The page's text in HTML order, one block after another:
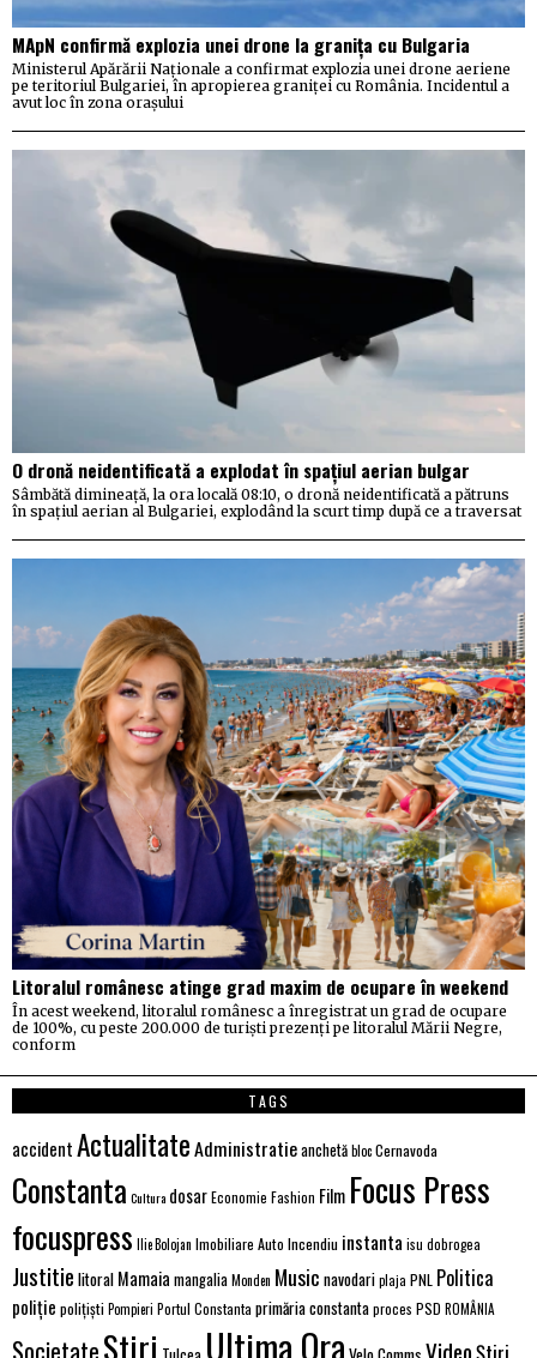
MApN confirmă explozia unei drone la granița cu Bulgaria
Ministerul Apărării Naționale a confirmat explozia unei drone aeriene
pe teritoriul Bulgariei, în apropierea graniței cu România. Incidentul a
avut loc în zona orașului
O dronă neidentificată a explodat în spațiul aerian bulgar
Sâmbătă dimineață, la ora locală 08:10, o dronă neidentificată a pătruns
în spațiul aerian al Bulgariei, explodând la scurt timp după ce a traversat
Litoralul românesc atinge grad maxim de ocupare în weekend
În acest weekend, litoralul românesc a înregistrat un grad de ocupare
de 100%, cu peste 200.000 de turiști prezenți pe litoralul Mării Negre,
conform
TAGS
accidentActualitateAdministratieanchetăblocCernavoda
Constanta Cultura dosarEconomie Fashion Film Focus Press
focuspress Ilie Bolojan Imobiliare Auto Incendiu instanta isu dobrogea
Justitie litoral Mamaia mangaliaMonden Music navodariplaja PNL Politica
poliție polițiști Pompieri Portul Constanta primăria constantaproces PSD ROMÂNIA
SocietateStiri Ultima Ora VideoȘtiri